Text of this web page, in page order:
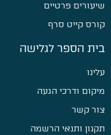
שיעורים פרטיים
קורס קייט סרף
בית הספר לגלישה
עלינו
מיקום ודרכי הגעה
צור קשר
תקנון ותנאי הרשמה